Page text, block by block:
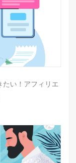
たい！アフィリエ